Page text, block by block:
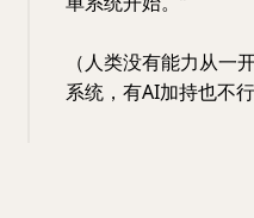
（人类没有能力从一
系统，有AI加持也不行